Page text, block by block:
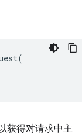
(
获得对请求中主